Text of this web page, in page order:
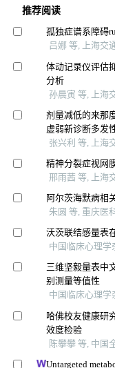
推荐阅读
孤独症谱系障碍
吕娜 等, 上海交
体动记录仪评估
分析
孙晨寅 等, 上海
剂量减低的来那
虚弱新诊断多发
张兴利 等, 上海
精神分裂症视网
邢雨茜 等, 上海
阿尔茨海默病相
朱圆 等, 重庆医
沃茨联结感量表
中国临床心理学
三维坚毅量表中
别测量等值性
中国临床心理学
哈佛校友健康研
效度检验
陈攀攀 等, 中国
Untargeted